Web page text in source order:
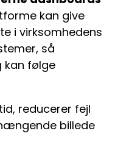
kan give
i virksomhedens
så
kan følge
reducerer fejl
billede